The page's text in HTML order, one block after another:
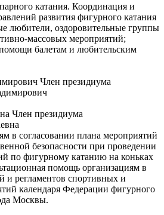
катания. Координация и
развития фигурного катания
любители, оздоровительные группы
массовых мероприятий;
балетам и любительским
Член президиума
Член президиума
в согласовании плана мероприятий
безопасности при проведении
по фигурному катанию на коньках
помощь организациям в
и регламентов спортивных и
календаря Федерации фигурного
Москвы.